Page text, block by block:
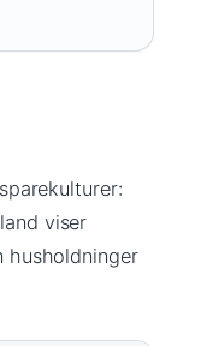
viser
husholdninger